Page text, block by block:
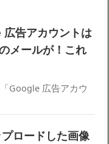
告アカウントは
メールが！これ
Google 広告アカウ
ロードした画像